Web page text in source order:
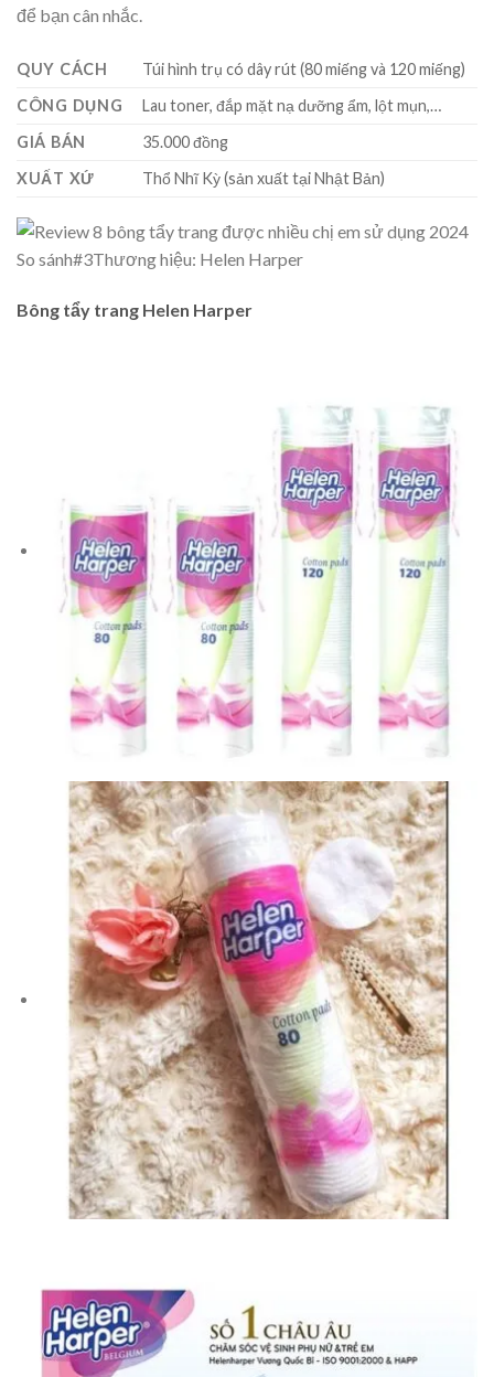
để bạn cân nhắc.
QUY CÁCH
Túi hình trụ có dây rút (80 miếng và 120 miếng)
CÔNG DỤNG
Lau toner, đắp mặt nạ dưỡng ẩm, lột mụn,…
GIÁ BÁN
35.000 đồng
XUẤT XỨ
Thổ Nhĩ Kỳ (sản xuất tại Nhật Bản)
So sánh#3Thương hiệu: Helen Harper
Bông tẩy trang Helen Harper